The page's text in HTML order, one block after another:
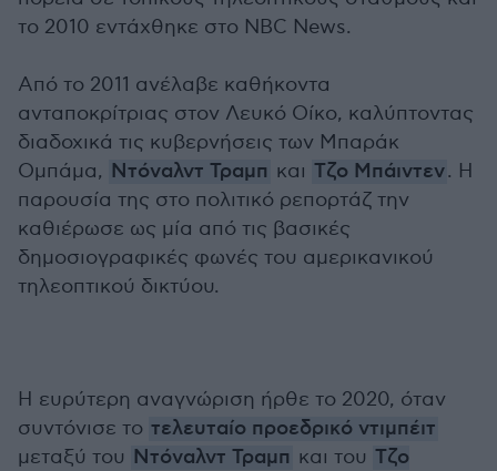
το 2010 εντάχθηκε στο NBC News.
Από το 2011 ανέλαβε καθήκοντα
ανταποκρίτριας στον Λευκό Οίκο, καλύπτοντας
διαδοχικά τις κυβερνήσεις των Μπαράκ
Ομπάμα, Ντόναλντ Τραμπ και Τζο Μπάιντεν. Η
παρουσία της στο πολιτικό ρεπορτάζ την
καθιέρωσε ως μία από τις βασικές
δημοσιογραφικές φωνές του αμερικανικού
τηλεοπτικού δικτύου.
Η ευρύτερη αναγνώριση ήρθε το 2020, όταν
συντόνισε το τελευταίο προεδρικό ντιμπέιτ
μεταξύ του Ντόναλντ Τραμπ και του Τζο